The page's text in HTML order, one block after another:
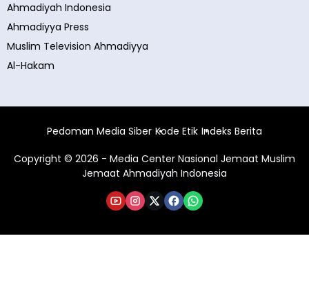
Ahmadiyah Indonesia
Ahmadiyya Press
Muslim Television Ahmadiyya
Al-Hakam
Pedoman Media Siber Kode Etik Indeks Berita
Copyright © 2026 - Media Center Nasional Jemaat Muslim
Jemaat Ahmadiyah Indonesia